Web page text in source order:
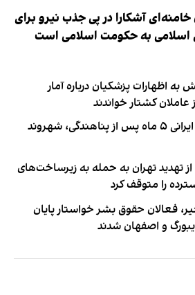
آشکارا در پی جذب نیرو برای
اسلامی به حکومت اسلامی است
به اظهارات پزشکیان درباره آمار
عاملان کشتار خواندند
دو فوتبالیست زن ایرانی ۵ ماه پس از پناهندگی، شهروند
تهدید تهران به حمله به زیرساخت‌های
را متوقف کرد
فعالان حقوق بشر خواستار پایان
و اصفهان شدند